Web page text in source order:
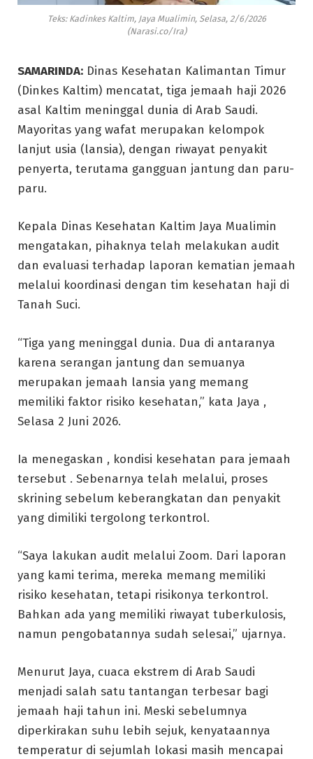
Teks: Kadinkes Kaltim, Jaya Mualimin, Selasa, 2/6/2026
(Narasi.co/Ira)
SAMARINDA: Dinas Kesehatan Kalimantan Timur
(Dinkes Kaltim) mencatat, tiga jemaah haji 2026
asal Kaltim meninggal dunia di Arab Saudi.
Mayoritas yang wafat merupakan kelompok
lanjut usia (lansia), dengan riwayat penyakit
penyerta, terutama gangguan jantung dan paru-
paru.
Kepala Dinas Kesehatan Kaltim Jaya Mualimin
mengatakan, pihaknya telah melakukan audit
dan evaluasi terhadap laporan kematian jemaah
melalui koordinasi dengan tim kesehatan haji di
Tanah Suci.
“Tiga yang meninggal dunia. Dua di antaranya
karena serangan jantung dan semuanya
merupakan jemaah lansia yang memang
memiliki faktor risiko kesehatan,” kata Jaya ,
Selasa 2 Juni 2026.
Ia menegaskan , kondisi kesehatan para jemaah
tersebut . Sebenarnya telah melalui, proses
skrining sebelum keberangkatan dan penyakit
yang dimiliki tergolong terkontrol.
“Saya lakukan audit melalui Zoom. Dari laporan
yang kami terima, mereka memang memiliki
risiko kesehatan, tetapi risikonya terkontrol.
Bahkan ada yang memiliki riwayat tuberkulosis,
namun pengobatannya sudah selesai,” ujarnya.
Menurut Jaya, cuaca ekstrem di Arab Saudi
menjadi salah satu tantangan terbesar bagi
jemaah haji tahun ini. Meski sebelumnya
diperkirakan suhu lebih sejuk, kenyataannya
temperatur di sejumlah lokasi masih mencapai